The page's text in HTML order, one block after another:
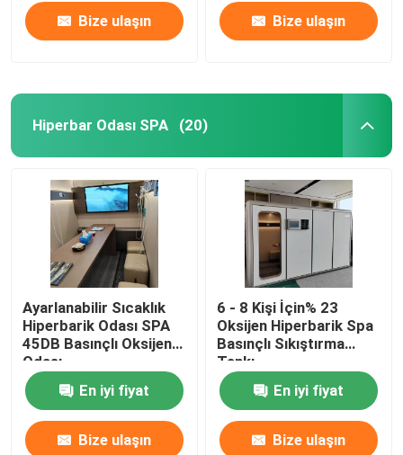
Bize ulaşın Bize ulaşın
Hiperbar Odası SPA (20)
Ayarlanabilir Sıcaklık
Hiperbarik Odası SPA
45DB Basınçlı Oksijen
Odası
En iyi fiyat
Bize ulaşın
6 - 8 Kişi İçin% 23
Oksijen Hiperbarik Spa
Basınçlı Sıkıştırma
Tankı
En iyi fiyat
Bize ulaşın